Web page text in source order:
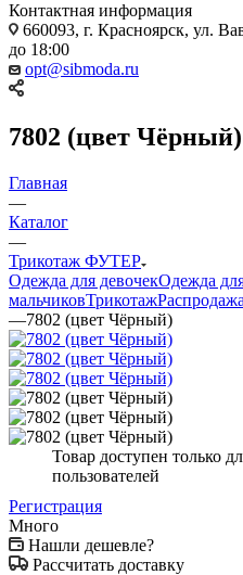
Контактная информация
660093, г. Красноярск, ул.
до 18:00
opt@sibmoda.ru
7802 (цвет Чёрный)
Главная
—
Каталог
—
Трикотаж ФУТЕР
Одежда для девочекОдежда
мальчиковТрикотажРаспродажа
—7802 (цвет Чёрный)
Товар доступен только
пользователей
Регистрация
Много
Нашли дешевле?
Рассчитать доставку